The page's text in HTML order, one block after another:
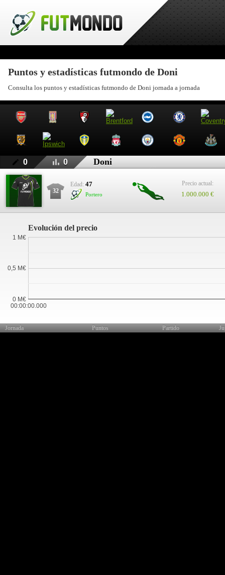
Puntos y estadísticas futmondo de Doni
Consulta los puntos y estadísticas futmondo de Doni jornada a jornada
0 0 Doni
32
Edad: 47
Portero
Precio actual:
1.000.000 €
Evolución del precio
00:00:00.000
0 M€
0,5 M€
1 M€
Jornada Puntos Partido